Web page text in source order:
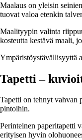
Maalaus on yleisin
tuovat valoa etenkin
Maalityypin valinta
kosteutta kestävä maali,
Ympäristöystävällisyyttä
Tapetti –
Tapetti on tehnyt vahvan
pintoihin.
Perinteinen paperitapetti
erityisen hyvin